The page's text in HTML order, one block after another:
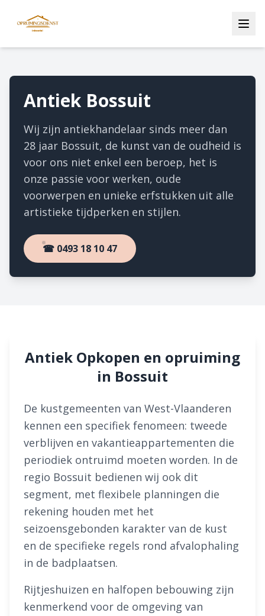
Antiek Bossuit
Wij zijn antiekhandelaar sinds meer dan
28 jaar Bossuit, de kunst van de oudheid is
voor ons niet enkel een beroep, het is
onze passie voor werken, oude
voorwerpen en unieke erfstukken uit alle
artistieke tijdperken en stijlen.
☎ 0493 18 10 47
Antiek Opkopen en opruiming
in Bossuit
De kustgemeenten van West-Vlaanderen
kennen een specifiek fenomeen: tweede
verblijven en vakantieappartementen die
periodiek ontruimd moeten worden. In de
regio Bossuit bedienen wij ook dit
segment, met flexibele planningen die
rekening houden met het
seizoensgebonden karakter van de kust
en de specifieke regels rond afvalophaling
in de badplaatsen.
Rijtjeshuizen en halfopen bebouwing zijn
kenmerkend voor de omgeving van